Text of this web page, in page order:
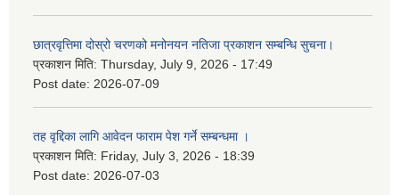
छात्रवृत्तिमा दोस्रो चरणको मनोनयन नतिजा प्रकाशन सम्बन्धि सुचना।
प्रकाशन मिति: Thursday, July 9, 2026 - 17:49
Post date: 2026-07-09
तह वृद्दिका लागि आवेदन फाराम पेश गर्ने सम्बन्धमा ।
प्रकाशन मिति: Friday, July 3, 2026 - 18:39
Post date: 2026-07-03